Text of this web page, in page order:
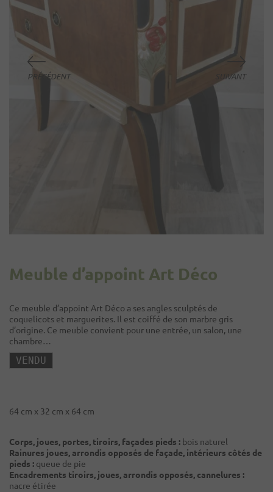
Meuble d’appoint Art Déco
Ce meuble d’appoint Art Déco a ses angles sculptés de
coquelicots et marguerites. Il est coiffé de son marbre gris
d’origine. Ce meuble convient pour une entrée, un salon, une
chambre…
64 cm x 32 cm x 64 cm
Corps, joues, portes, tiroirs, façades pieds : bois naturel
Rainures joues, arrondis opposés de façade, intérieurs côtés de
pieds : queue de pie
Encadrements tiroirs, joues, arrondis opposés, cannelures :
nacre étirée